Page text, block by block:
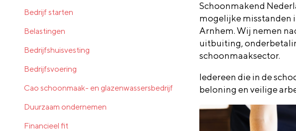
Schoonmakend
mogelijke misstanden
Arnhem. Wij nemen
uitbuiting,
schoonmaaksector.
Iedereen die in de
beloning en veilige
Bedrijf starten
Belastingen
Bedrijfshuisvesting
Bedrijfsvoering
Cao schoonmaak- en glazenwassersbedrijf
Duurzaam ondernemen
Financieel fit